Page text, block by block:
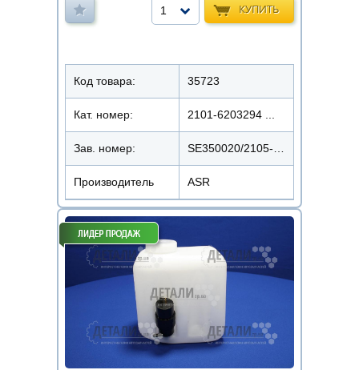
КУПИТЬ
1
Код товара: 35723
Кат. номер: 2101-6203294 ...
Зав. номер:
Производитель ASR